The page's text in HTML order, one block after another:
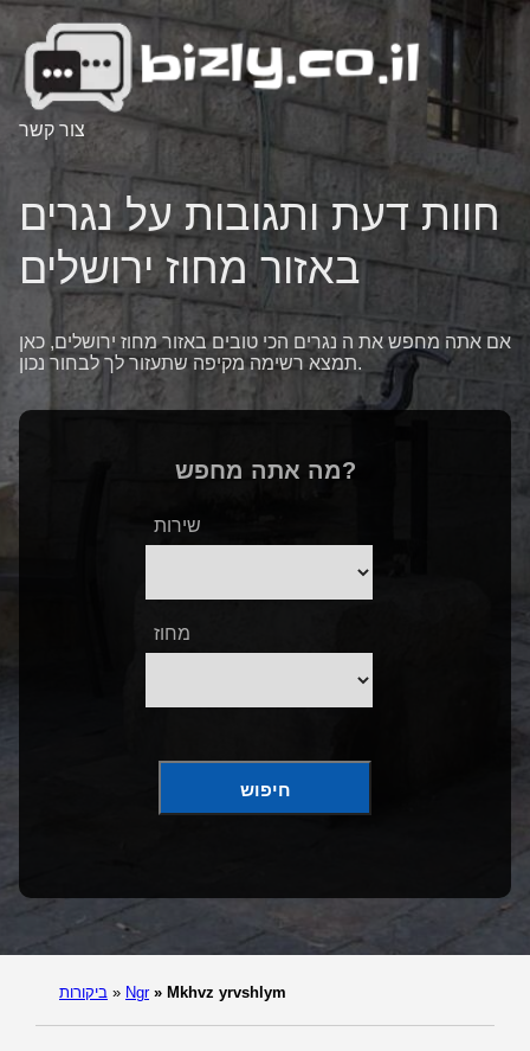
צור קשר
חוות דעת ותגובות על נגרים
באזור מחוז ירושלים
אם אתה מחפש את ה נגרים הכי טובים באזור מחוז ירושלים, כאן
תמצא רשימה מקיפה שתעזור לך לבחור נכון.
מה אתה מחפש?
שירות
מחוז
חיפוש
ביקורות » Ngr » Mkhvz yrvshlym